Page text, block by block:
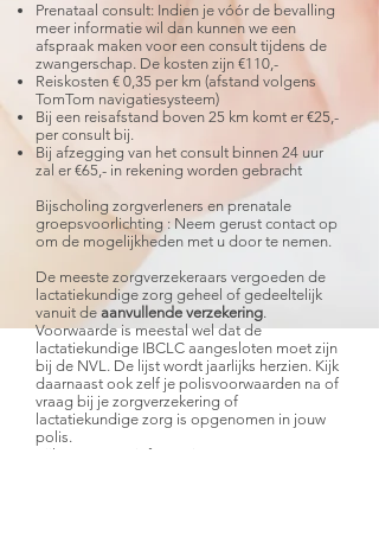
Prenataal consult: Indien je vóór de bevalling
meer informatie wil dan kunnen we een
afspraak maken voor een consult tijdens de
zwangerschap. De kosten zijn €110,-
Reiskosten € 0,35 per km (afstand volgens
TomTom navigatiesysteem)
Bij een reisafstand boven 25 km komt er €25,-
per consult bij.
Bij afzegging van het consult binnen 24 uur
zal er €65,- in rekening worden gebracht
Bijscholing zorgverleners en prenatale
groepsvoorlichting : Neem gerust contact op
om de mogelijkheden met u door te nemen.
De meeste zorgverzekeraars vergoeden de
lactatiekundige zorg geheel of gedeeltelijk
vanuit de aanvullende verzekering.
Voorwaarde is meestal wel dat de
lactatiekundige IBCLC aangesloten moet zijn
bij de NVL. De lijst wordt jaarlijks herzien. Kijk
daarnaast ook zelf je polisvoorwaarden na of
vraag bij je zorgverzekering of
lactatiekundige zorg is opgenomen in jouw
polis.
Kijk voor meer informatie